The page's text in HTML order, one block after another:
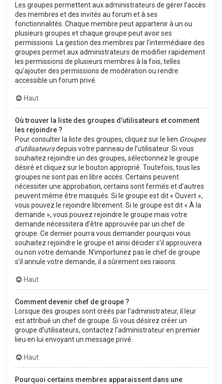
Les groupes permettent aux administrateurs de gérer l’accès
des membres et des invités au forum et à ses
fonctionnalités. Chaque membre peut appartenir à un ou
plusieurs groupes et chaque groupe peut avoir ses
permissions. La gestion des membres par l’intermédiaire des
groupes permet aux administrateurs de modifier rapidement
les permissions de plusieurs membres à la fois, telles
qu’ajouter des permissions de modération ou rendre
accessible un forum privé.
Haut
Où trouver la liste des groupes d’utilisateurs et comment
les rejoindre ?
Pour consulter la liste des groupes, cliquez sur le lien Groupes
d’utilisateursdepuis votre panneau de l’utilisateur. Si vous
souhaitez rejoindre un des groupes, sélectionnez le groupe
désiré et cliquez sur le bouton approprié. Toutefois, tous les
groupes ne sont pas en libre accès. Certains peuvent
nécessiter une approbation, certains sont fermés et d’autres
peuvent même être masqués. Si le groupe est dit « Ouvert »,
vous pouvez le rejoindre librement. Si le groupe est dit « À la
demande », vous pouvez rejoindre le groupe mais votre
demande nécessitera d’être approuvée par un chef de
groupe. Ce dernier pourra vous demander pourquoi vous
souhaitez rejoindre le groupe et ainsi décider s’il approuvera
ou non votre demande. N’importunez pas le chef de groupe
s’il annule votre demande, il a sûrement ses raisons.
Haut
Comment devenir chef de groupe ?
Lorsque des groupes sont créés par l’administrateur, il leur
est attribué un chef de groupe. Si vous désirez créer un
groupe d’utilisateurs, contactez l’administrateur en premier
lieu en lui envoyant un message privé.
Haut
Pourquoi certains membres apparaissent dans une